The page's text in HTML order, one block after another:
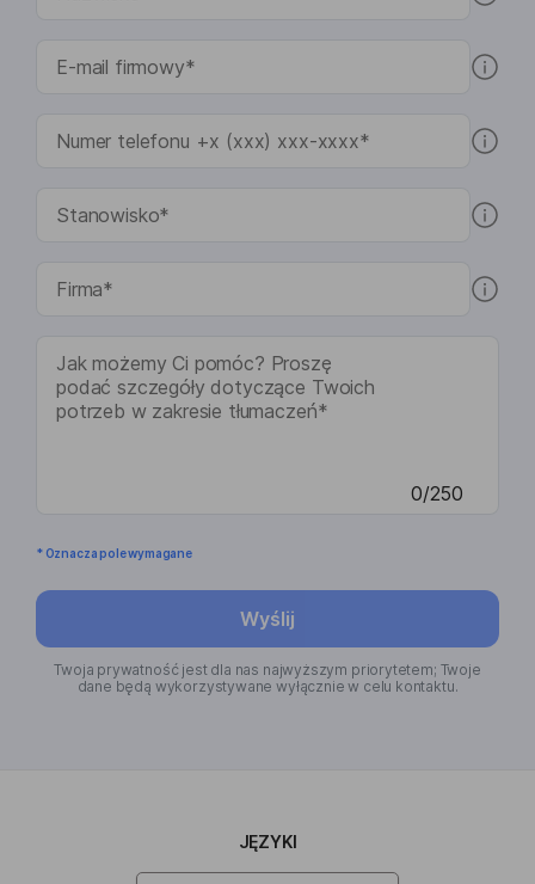
0/250
* Oznacza pole wymagane
Wyślij
Twoja prywatność jest dla nas najwyższym priorytetem; Twoje
dane będą wykorzystywane wyłącznie w celu kontaktu.
JĘZYKI